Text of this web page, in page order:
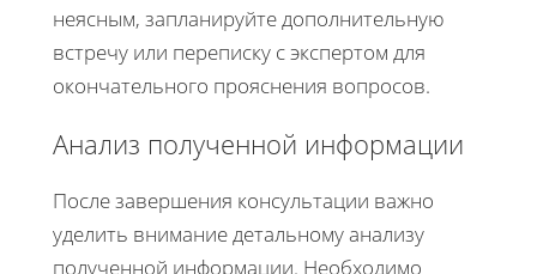
неясным, запланируйте дополнительную
встречу или переписку с экспертом для
окончательного прояснения вопросов.
Анализ полученной информации
После завершения консультации важно
уделить внимание детальному анализу
полученной информации. Необходимо